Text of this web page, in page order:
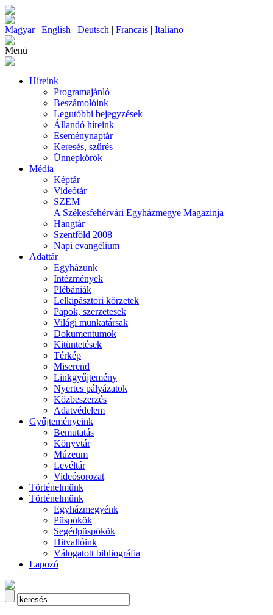
Magyar| English | Deutsch | Francais | Italiano
Menü
Híreink
Programajánló
Beszámolóink
Legutóbbi bejegyzések
Állandó híreink
Eseménynaptár
Keresés, szűrés
Ünnepkörök
Média
Képtár
Videótár
SZEM
A Székesfehérvári Egyházmegye Magazinja
Hangtár
Szentföld 2008
Napi evangélium
Adattár
Egyházunk
Intézmények
Plébániák
Lelkipásztori körzetek
Papok, szerzetesek
Világi munkatársak
Dokumentumok
Kitüntetések
Térkép
Miserend
Linkgyűjtemény
Nyertes pályázatok
Közbeszerzés
Adatvédelem
Gyűjteményeink
Bemutatás
Könyvtár
Múzeum
Levéltár
Videósorozat
Történelmünk
Történelmünk
Egyházmegyénk
Püspökök
Segédpüspökök
Hitvallóink
Válogatott bibliográfia
Lapozó